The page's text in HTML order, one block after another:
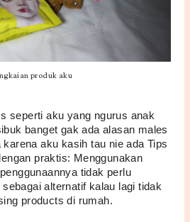
produk aku
seperti aku yang ngurus anak
banget gak ada alasan males
karena aku kasih tau nie ada Tips
praktis: Menggunakan
tidak perlu
alternatif kalau lagi tidak
products di rumah.